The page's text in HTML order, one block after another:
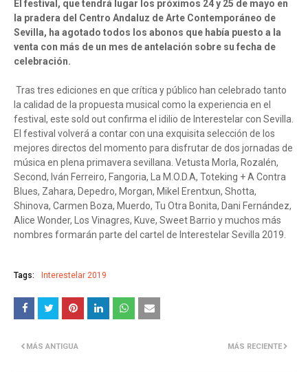
El festival, que tendrá lugar los próximos 24 y 25 de mayo en
la pradera del Centro Andaluz de Arte Contemporáneo de
Sevilla, ha agotado todos los abonos que había puesto a la
venta con más de un mes de antelación sobre su fecha de
celebración.
Tras tres ediciones en que crítica y público han celebrado tanto
la calidad de la propuesta musical como la experiencia en el
festival, este sold out confirma el idilio de Interestelar con Sevilla.
El festival volverá a contar con una exquisita selección de los
mejores directos del momento para disfrutar de dos jornadas de
música en plena primavera sevillana. Vetusta Morla, Rozalén,
Second, Iván Ferreiro, Fangoria, La M.O.D.A, Toteking + A Contra
Blues, Zahara, Depedro, Morgan, Mikel Erentxun, Shotta,
Shinova, Carmen Boza, Muerdo, Tu Otra Bonita, Dani Fernández,
Alice Wonder, Los Vinagres, Kuve, Sweet Barrio y muchos más
nombres formarán parte del cartel de Interestelar Sevilla 2019.
Tags: Interestelar 2019
MÁS RECIENTE
MÁS ANTIGUA